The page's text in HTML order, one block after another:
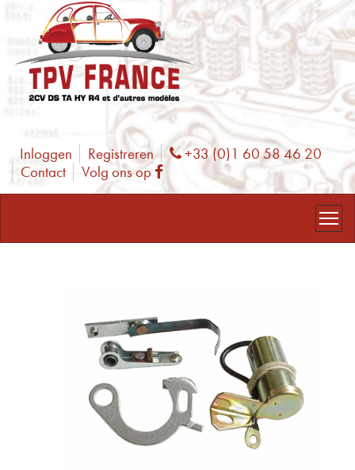
Inloggen Registreren Phone
+33 (0)1 60 58 46 20
Contact
Volg ons op Facebook